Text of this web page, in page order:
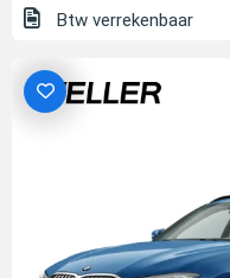
Btw verrekenbaar